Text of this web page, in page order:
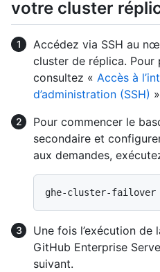
votre cluster
Accédez via SSH au
cluster de réplica. Pour
consultez « Accès à
d’administration (SSH)
Pour commencer le
secondaire et
aux demandes,
Une fois l’exécution
GitHub Enterprise
suivant.